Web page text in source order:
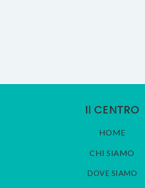
Il CENTRO
HOME
CHI SIAMO
DOVE SIAMO